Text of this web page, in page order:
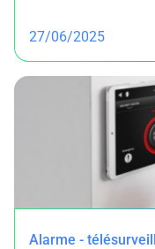
27/06/2025
Alarme -